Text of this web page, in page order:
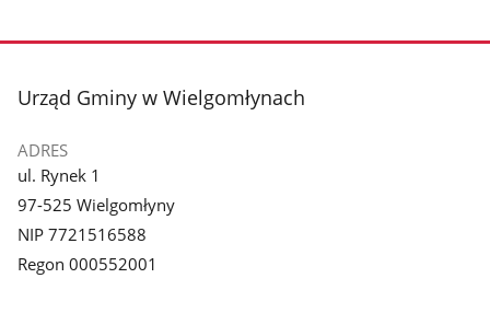
stopka
Urząd Gminy w Wielgomłynach
ADRES
ul. Rynek 1
97-525 Wielgomłyny
NIP 7721516588
Regon 000552001